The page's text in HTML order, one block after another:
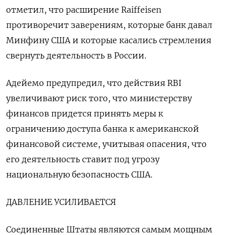
отметил, что расширение Raiffeisen
противоречит заверениям, которые банк давал
Минфину США и которые касались стремления
свернуть деятельность в России.
Адейемо предупредил, что действия RBI
увеличивают риск того, что министерству
финансов придется принять меры к
ограничению доступа банка к американской
финансовой системе, учитывая опасения, что
его деятельность ставит под угрозу
национальную безопасность США.
ДАВЛЕНИЕ УСИЛИВАЕТСЯ
Соединенные Штаты являются самым мощным